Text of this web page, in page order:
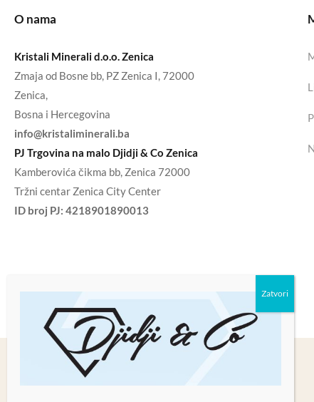
O nama
Kristali Minerali d.o.o. Zenica
Zmaja od Bosne bb, PZ Zenica I, 72000
Zenica,
Bosna i Hercegovina
info@kristaliminerali.ba
PJ Trgovina na malo Djidji & Co Zenica
Kamberovića čikma bb, Zenica 72000
Tržni centar Zenica City Center
ID broj PJ: 4218901890013